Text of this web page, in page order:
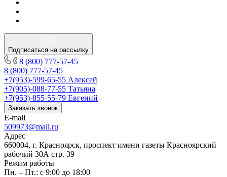
Подписаться на рассылку
8 (800) 777-57-45
8 (800) 777-57-45
+7(953)-599-65-55 Алексей
+7(905)-088-77-55 Татьяна
+7(953)-855-55-79 Евгений
Заказать звонок
E-mail
509973@mail.ru
Адрес
660004, г. Красноярск, проспект имени газеты Красноярский
рабочий 30А стр. 39
Режим работы
Пн. – Пт.: с 9:00 до 18:00